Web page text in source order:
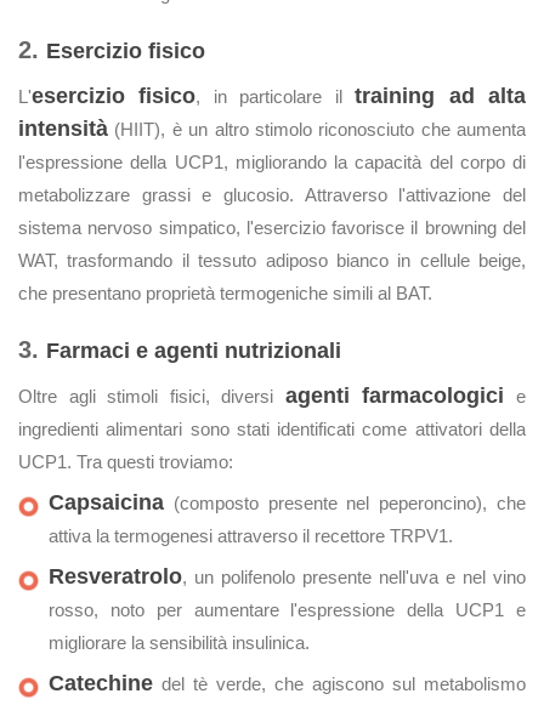
2. Esercizio fisico
L'esercizio fisico, in particolare iltraining ad alta
intensità (HIIT), è un altro stimolo riconosciuto che aumenta
l'espressione della UCP1, migliorando la capacità del corpo di
metabolizzare grassi e glucosio. Attraverso l'attivazione del
sistema nervoso simpatico, l'esercizio favorisce il browning del
WAT, trasformando il tessuto adiposo bianco in cellule beige,
che presentano proprietà termogeniche simili al BAT.
3. Farmaci e agenti nutrizionali
Oltre agli stimoli fisici, diversi agenti farmacologici e
ingredienti alimentari sono stati identificati come attivatori della
UCP1. Tra questi troviamo:
Capsaicina (composto presente nel peperoncino), che
attiva la termogenesi attraverso il recettore TRPV1.
Resveratrolo, un polifenolo presente nell'uva e nel vino
rosso, noto per aumentare l'espressione della UCP1 e
migliorare la sensibilità insulinica.
Catechine del tè verde, che agiscono sul metabolismo